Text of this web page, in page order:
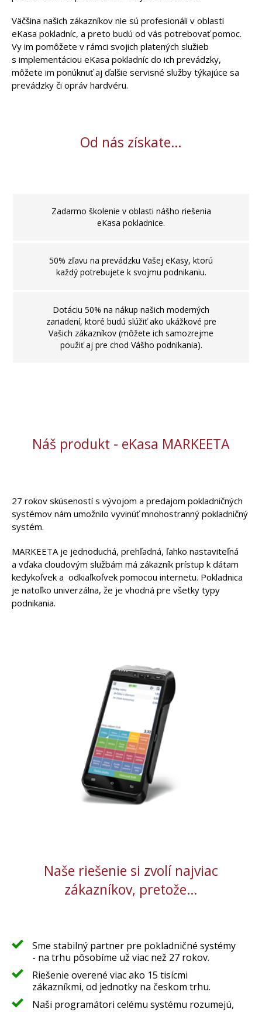
Väčšina našich zákazníkov nie sú profesionáli v oblasti
eKasa pokladníc, a preto budú od vás potrebovať pomoc.
Vy im pomôžete v rámci svojich platených služieb
s implementáciou eKasa pokladníc do ich prevádzky,
môžete im ponúknuť aj ďalšie servisné služby týkajúce sa
prevádzky či opráv hardvéru.
Od nás získate…
Zadarmo školenie v oblasti nášho riešenia
eKasa pokladnice.
50% zľavu na prevádzku Vašej eKasy, ktorú
každý potrebujete k svojmu podnikaniu.
Dotáciu 50% na nákup našich moderných
zariadení, ktoré budú slúžiť ako ukážkové pre
Vašich zákazníkov (môžete ich samozrejme
použiť aj pre chod Vášho podnikania).
Náš produkt - eKasa MARKEETA
27 rokov skúseností s vývojom a predajom pokladničných
systémov nám umožnilo vyvinúť mnohostranný pokladničný
systém.
MARKEETA je jednoduchá, prehľadná, ľahko nastaviteľná
a vďaka cloudovým službám má zákazník prístup k dátam
kedykoľvek a odkiaľkoľvek pomocou internetu. Pokladnica
je natoľko univerzálna, že je vhodná pre všetky typy
podnikania.
Naše riešenie si zvolí najviac
zákazníkov, pretože…
Sme stabilný partner pre pokladničné systémy
- na trhu pôsobíme už viac než 27 rokov.
Riešenie overené viac ako 15 tisícmi
zákazníkmi, od jednotky na českom trhu.
Naši programátori celému systému rozumejú,